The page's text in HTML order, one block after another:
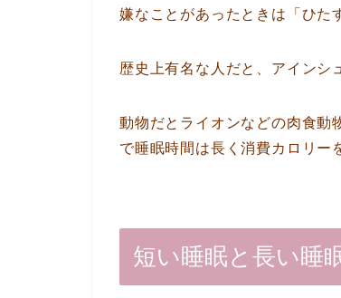
嫌なことがあったときは「ひた
歴史上有名な人だと、アインシ
動物だとライオンなどの肉食動
で睡眠時間は長く消費カロリー
短い睡眠と長い睡